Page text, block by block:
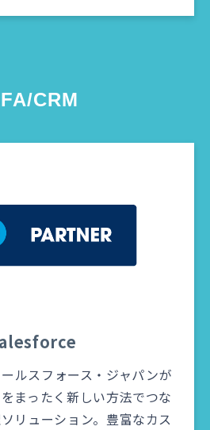
CRM
ルスフォース・ジャパンが
まったく新しい方法でつな
リューション。豊富なカス